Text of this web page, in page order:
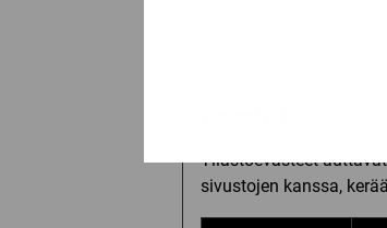
Tilastoevästeet
sivustojen kanssa,